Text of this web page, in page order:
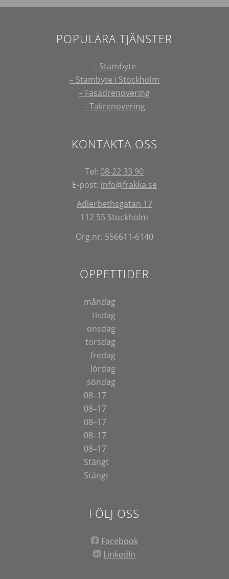
POPULÄRA TJÄNSTER
– Stambyte
– Stambyte i Stockholm
– Fasadrenovering
– Takrenovering
KONTAKTA OSS
Tel: 08-22 33 90
E-post: info@frakka.se
Adlerbethsgatan 17
112 55 Stockholm
Org.nr: 556611-6140
ÖPPETTIDER
måndag
tisdag
onsdag
torsdag
fredag
lördag
söndag
08–17
08–17
08–17
08–17
08–17
Stängt
Stängt
FÖLJ OSS
Facebook
LinkedIn